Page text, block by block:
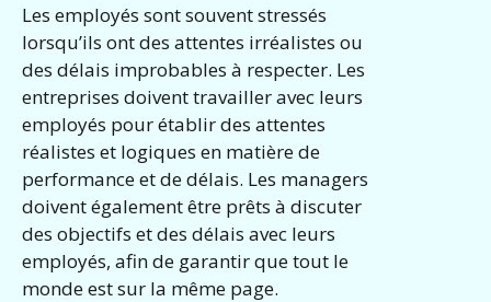
Les employés sont souvent stressés
lorsqu’ils ont des attentes irréalistes ou
des délais improbables à respecter. Les
entreprises doivent travailler avec leurs
employés pour établir des attentes
réalistes et logiques en matière de
performance et de délais. Les managers
doivent également être prêts à discuter
des objectifs et des délais avec leurs
employés, afin de garantir que tout le
monde est sur la même page.